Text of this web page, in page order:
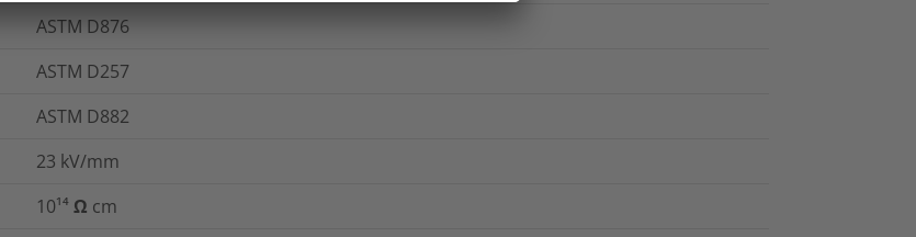
ASTM D876
ASTM D257
ASTM D882
23 kV/mm
10¹⁴ Ω cm